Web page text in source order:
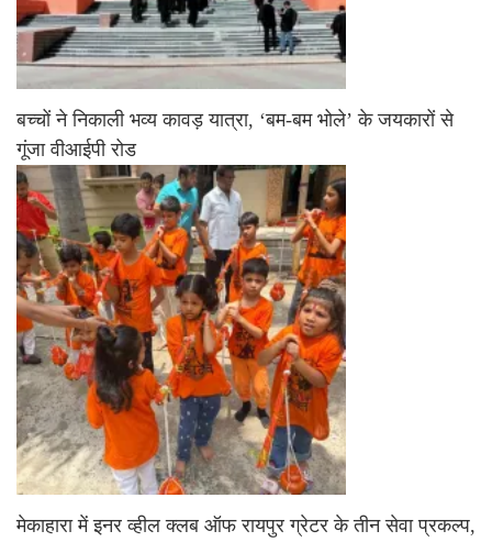
बच्चों ने निकाली भव्य कावड़ यात्रा, ‘बम-बम भोले’ के जयकारों से
गूंजा वीआईपी रोड
मेकाहारा में इनर व्हील क्लब ऑफ रायपुर ग्रेटर के तीन सेवा प्रकल्प,